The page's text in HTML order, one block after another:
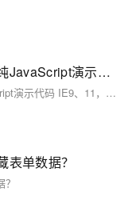
添加浮动按钮点击滚动到网页底部的纯JavaScript演示代码 IE9、11，Maxthon 1.6.7，Firefox30、31，360极速浏览器7.5.3.308下测试正常
添加浮动按钮点击滚动到网页底部的纯JavaScript演示代码 IE9、11，Maxthon 1.6.7，Firefox30、31，360极速浏览器7.5.3.308下测试正常
单数据？